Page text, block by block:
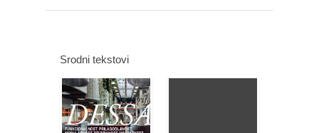
Srodni tekstovi